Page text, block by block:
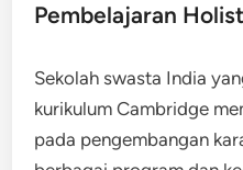
Pembelajaran
Sekolah swasta India
kurikulum Cambridge
pada pengembangan